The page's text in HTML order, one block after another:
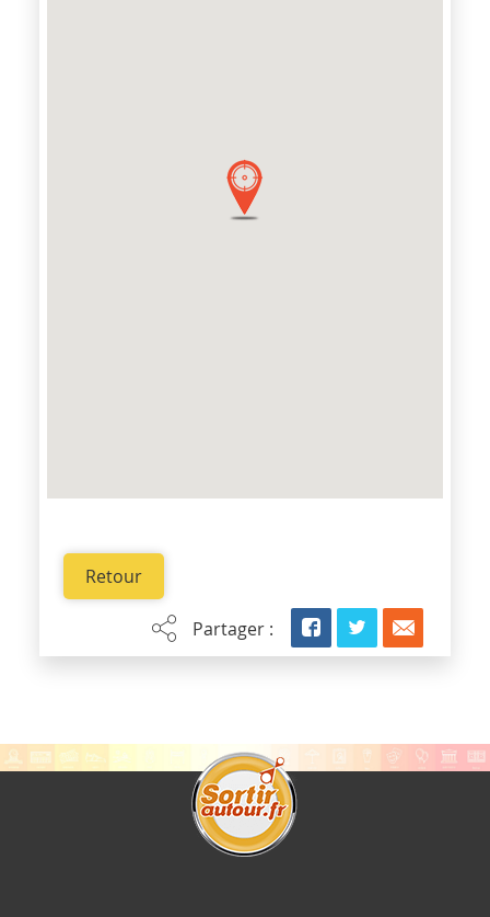
Retour
Partager :